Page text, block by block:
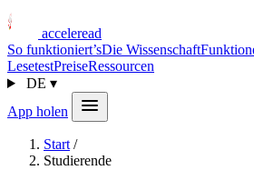
acceleread
So funktioniert’sDie Wissenschaft
LesetestPreiseRessourcen
DE ▾
App holen
Start /
Studierende